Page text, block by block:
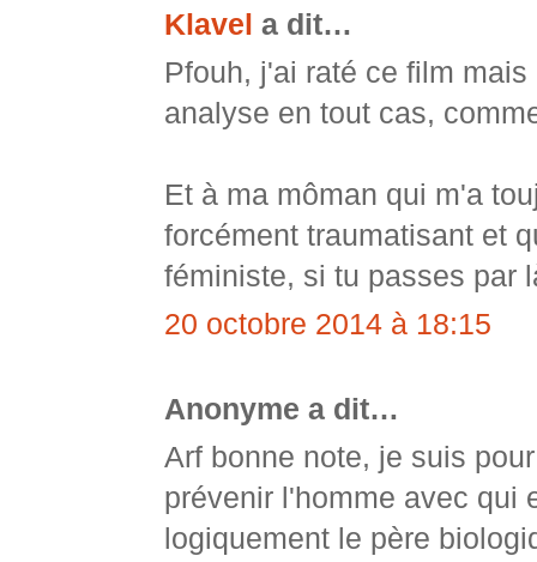
Klavel a dit…
Pfouh, j'ai raté ce film
analyse en tout cas,
Et à ma môman qui m'a
forcément traumatisant et
féministe, si tu passes par
20 octobre 2014 à 18:15
Anonyme a dit…
Arf bonne note, je suis
prévenir l'homme avec qui
logiquement le père